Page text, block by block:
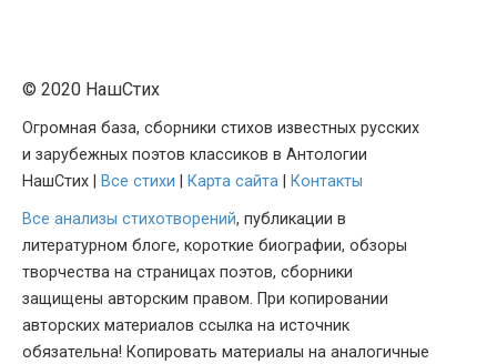
© 2020 НашСтих
Огромная база, сборники стихов известных русских
и зарубежных поэтов классиков в Антологии
НашСтих |
Все стихи Карта сайта
Контакты
Все анализы стихотворений, публикации в
литературном блоге, короткие биографии, обзоры
творчества на страницах поэтов, сборники
защищены авторским правом. При копировании
авторских материалов ссылка на источник
обязательна! Копировать материалы на аналогичные